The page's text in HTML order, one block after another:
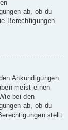
ab, ob du
Berechtigungen
Ankündigungen
meist einen
bei den
ab, ob du
stellt